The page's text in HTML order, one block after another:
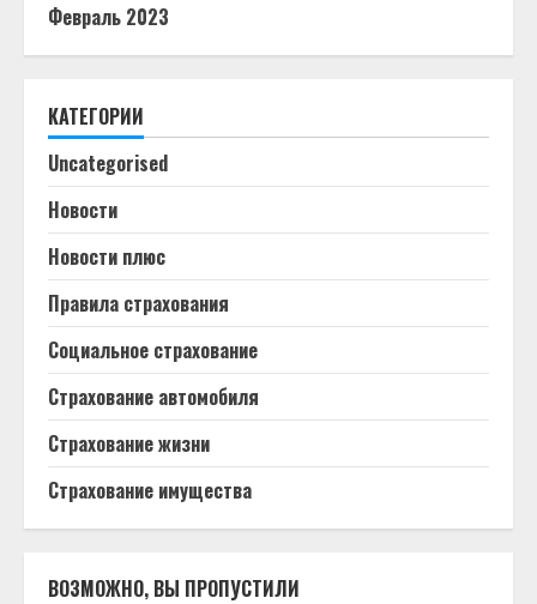
Февраль 2023
КАТЕГОРИИ
Uncategorised
Новости
Новости плюс
Правила страхования
Социальное страхование
Страхование автомобиля
Страхование жизни
Страхование имущества
ВОЗМОЖНО, ВЫ ПРОПУСТИЛИ